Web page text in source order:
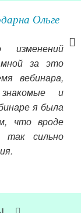
Ольге
изменений
за это
вебинара,
и
я была
что вроде
так сильно